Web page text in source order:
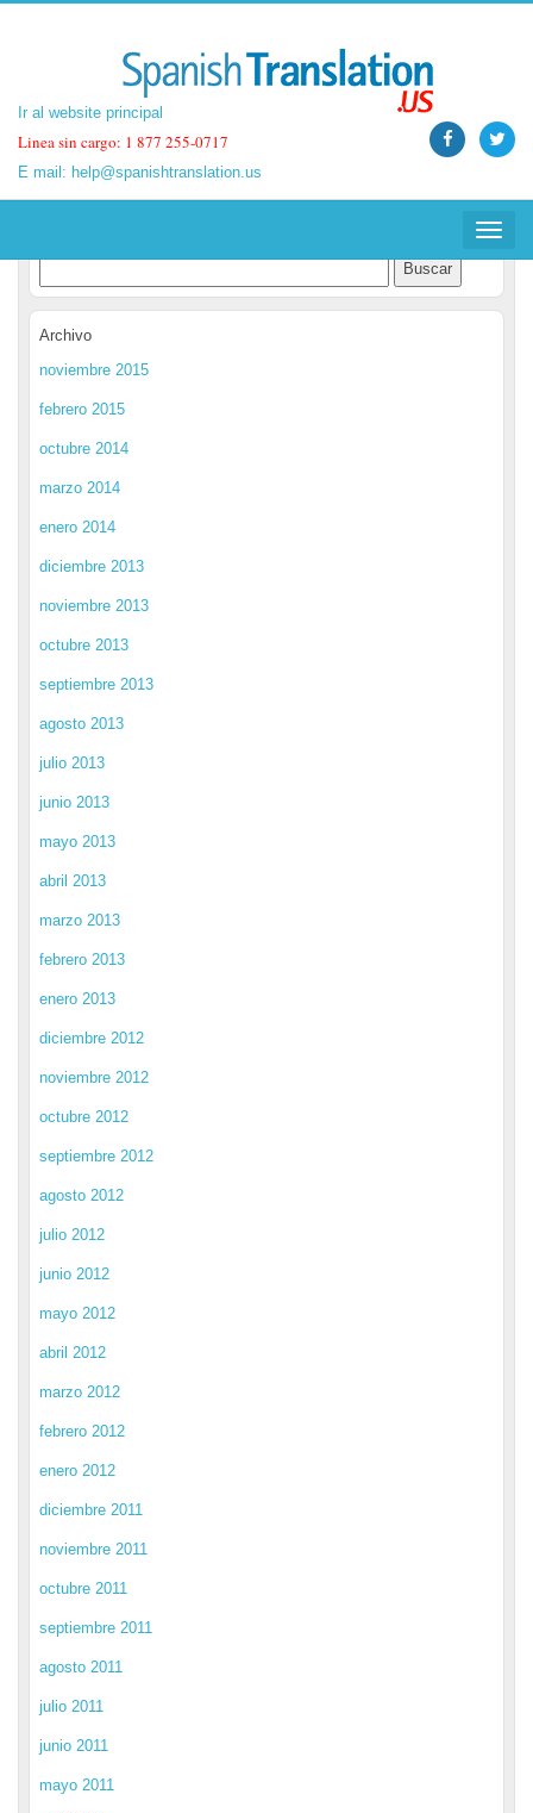
Ir al website principal
Linea sin cargo: 1 877 255-0717
E mail: help@spanishtranslation.us
Toggle
Ir al website principal
Linea sin cargo: 1 877 255-0717
E mail: help@spanishtranslation.us
Toggle
Spanish Translation Blog
Archivo
noviembre 2015
febrero 2015
octubre 2014
marzo 2014
enero 2014
diciembre 2013
noviembre 2013
octubre 2013
septiembre 2013
agosto 2013
julio 2013
junio 2013
mayo 2013
abril 2013
marzo 2013
febrero 2013
enero 2013
diciembre 2012
noviembre 2012
octubre 2012
septiembre 2012
agosto 2012
julio 2012
junio 2012
mayo 2012
abril 2012
marzo 2012
febrero 2012
enero 2012
diciembre 2011
noviembre 2011
octubre 2011
septiembre 2011
agosto 2011
julio 2011
junio 2011
mayo 2011